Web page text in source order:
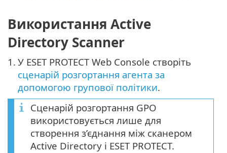
Використання Active
Directory Scanner
1. У ESET PROTECT Web Console створіть
сценарій розгортання агента за
допомогою групової політики.
Сценарій розгортання GPO
використовується лише для
створення з’єднання між сканером
Active Directory і ESET PROTECT.